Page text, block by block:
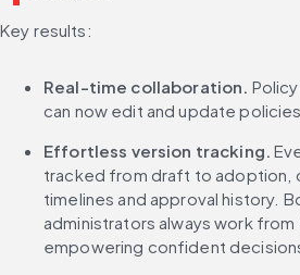
Key results:
Real-time collaboration.
can now edit and update
Effortless version tracking.
tracked from draft to adoption,
timelines and approval history.
administrators always work from
empowering confident